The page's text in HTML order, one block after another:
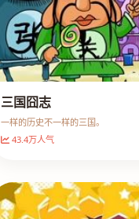
三国囧志
一样的历史不一样的三国。
43.4万人气